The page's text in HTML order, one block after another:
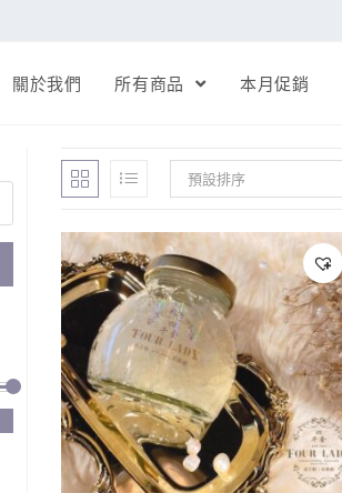
關於我們 所有商品 本月促銷
預設排序